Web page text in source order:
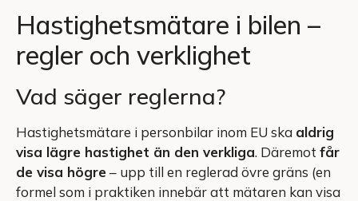
Hastighetsmätare i bilen –
regler och verklighet
Vad säger reglerna?
Hastighetsmätare i personbilar inom EU ska aldrig
visa lägre hastighet än den verkliga. Däremot får
de visa högre– upp till en reglerad övre gräns (en
formel som i praktiken innebär att mätaren kan visa